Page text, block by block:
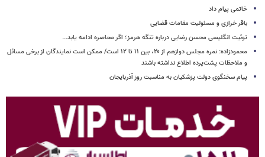
خاتمی پیام داد
باقر خرازی و مسئولیت مقامات قضایی
توئیت انگلیسی محسن رضایی درباره تنگه هرمز؛ اگر محاصره ادامه یابد...
محمودزاده: نمره مجلس دوازهم از ۲۰، بین ۱۱ تا ۱۲ است/ ممکن است نمایندگان از برخی مسائل
و ملاحظات پشت‌پرده اطلاع نداشته باشند
پیام سخنگوی دولت پزشکیان به مناسبت روز آذربایجان